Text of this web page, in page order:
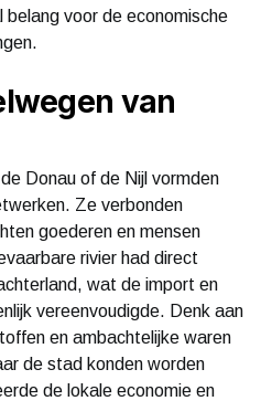
voor de economische
van
Donau of de Nijl vormden
Ze verbonden
goederen en mensen
rivier had direct
wat de import en
vereenvoudigde. Denk aan
en ambachtelijke waren
de stad konden worden
de lokale economie en